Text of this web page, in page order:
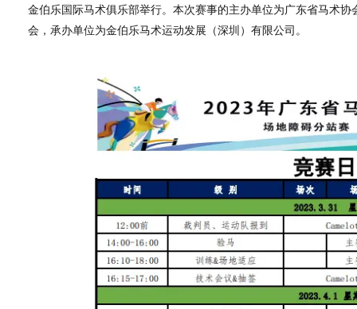
金伯乐国际马术俱乐部举行。本次赛事的主办单位为广东省马术
会，承办单位为金伯乐马术运动发展（深圳）有限公司。